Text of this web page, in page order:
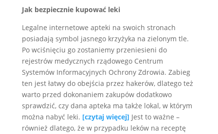
Jak bezpiecznie kupować leki
Legalne internetowe apteki na swoich stronach
posiadają symbol jasnego krzyżyka na zielonym tle.
Po wciśnięciu go zostaniemy przeniesieni do
rejestrów medycznych rządowego Centrum
Systemów Informacyjnych Ochrony Zdrowia. Zabieg
ten jest łatwy do obejścia przez hakerów, dlatego też
warto przed dokonaniem zakupów dodatkowo
sprawdzić, czy dana apteka ma także lokal, w którym
można nabyć leki. [czytaj więcej] Jest to ważne –
również dlatego, że w przypadku leków na receptę